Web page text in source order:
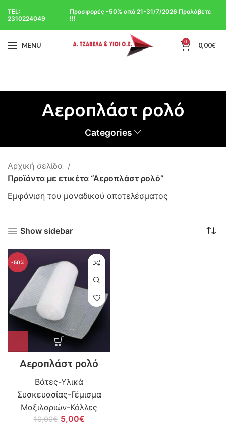
TEL:
2310224049
Προσφορές -50% από 21-31/7/2026 Προλάβετε
!!!
MENU 0 0,00€
Αεροπλάστ ρολό
Categories
Αρχική σελίδα
Προϊόντα με ετικέτα “Αεροπλάστ ρολό”
Εμφάνιση του μοναδικού αποτελέσματος
Show sidebar
-50%
Αεροπλάστ ρολό
Βάτες-Υλικά
Συσκευασίας-Γέμισμα
Μαξιλαριών-Κόλλες
10,00€ 5,00€